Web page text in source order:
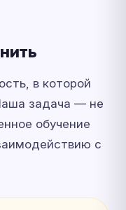
в которой
задача — не
обучение
с